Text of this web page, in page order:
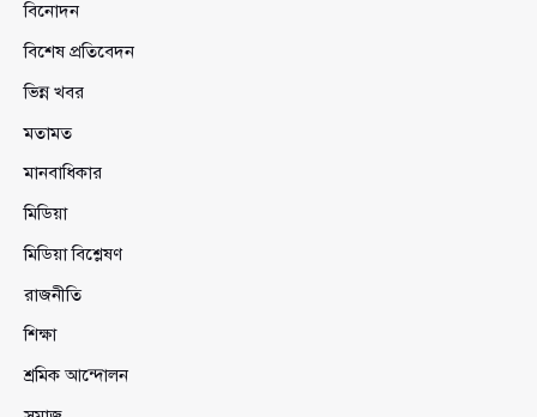
বিনোদন
বিশেষ প্রতিবেদন
ভিন্ন খবর
মতামত
মানবাধিকার
মিডিয়া
মিডিয়া বিশ্লেষণ
রাজনীতি
শিক্ষা
শ্রমিক আন্দোলন